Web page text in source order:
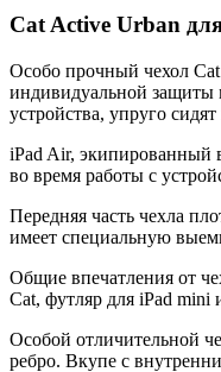
Cat Active Urban
Особо прочный чехол Cat
индивидуальной защиты
устройства, упруго
iPad Air, экипированный
во время работы с
Передняя часть чехла
имеет специальную
Общие впечатления от
Cat, футляр для iPad mini
Особой отличительной
ребро. Вкупе с